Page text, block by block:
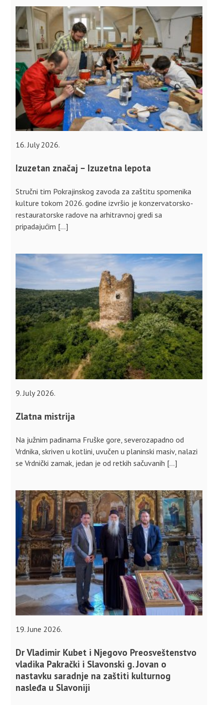
16. July 2026.
Izuzetan značaj – Izuzetna lepota
Stručni tim Pokrajinskog zavoda za zaštitu spomenika
kulture tokom 2026. godine izvršio je konzervatorsko-
restauratorske radove na arhitravnoj gredi sa
pripadajućim […]
9. July 2026.
Zlatna mistrija
Na južnim padinama Fruške gore, severozapadno od
Vrdnika, skriven u kotlini, uvučen u planinski masiv, nalazi
se Vrdnički zamak, jedan je od retkih sačuvanih […]
19. June 2026.
Dr Vladimir Kubet i Njegovo Preosveštenstvo
vladika Pakrački i Slavonski g. Jovan o
nastavku saradnje na zaštiti kulturnog
nasleđa u Slavoniji